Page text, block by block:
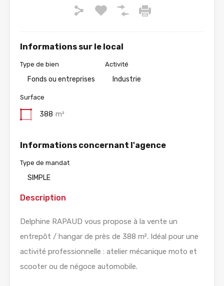
Informations sur le local
Type de bien
Fonds ou entreprises
Activité
Industrie
Surface
388 m²
Informations concernant l'agence
Type de mandat
SIMPLE
Description
Delphine RAPAUD vous propose à la vente un
entrepôt / hangar de près de 388 m². Idéal pour une
activité professionnelle : atelier mécanique moto et
scooter ou de négoce automobile.